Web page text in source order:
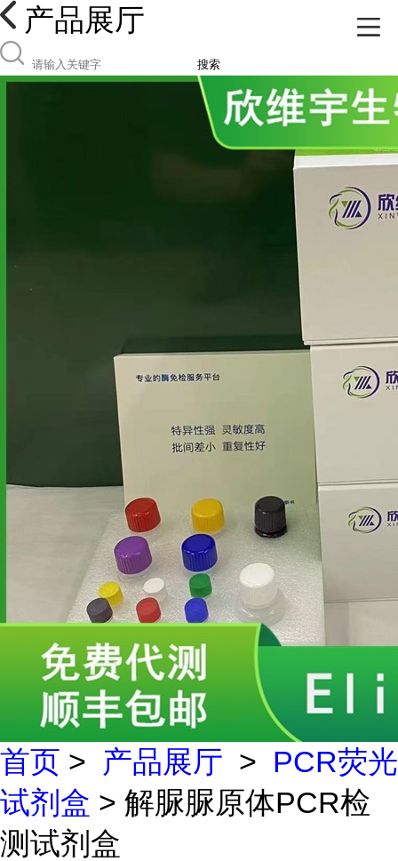
产品展厅
搜索
首页 > 产品展厅 > PCR荧光
试剂盒 > 解脲脲原体PCR检
测试剂盒